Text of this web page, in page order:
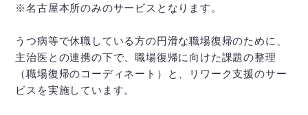
※名古屋本所のみのサービスとなります。
うつ病等で休職している方の円滑な職場復帰のために、
主治医との連携の下で、職場復帰に向けた課題の整理
（職場復帰のコーディネート）と、リワーク支援のサー
ビスを実施しています。